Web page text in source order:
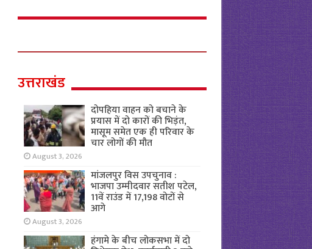
उत्तराखंड
दोपहिया वाहन को बचाने के
प्रयास में दो कारों की भिड़ंत,
मासूम समेत एक ही परिवार के
चार लोगों की मौत
August 3, 2026
मांजलपुर विस उपचुनाव :
भाजपा उम्मीदवार सतीश पटेल,
11वें राउंड में 17,198 वोटों से
आगे
August 3, 2026
हंगामे के बीच लोकसभा में दो